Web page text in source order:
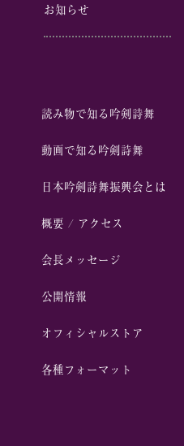
お知らせ
読み物で知る吟剣詩舞
動画で知る吟剣詩舞
⽇本吟剣詩舞振興会とは
概要 / アクセス
会⻑メッセージ
公開情報
オフィシャルストア
各種フォーマット